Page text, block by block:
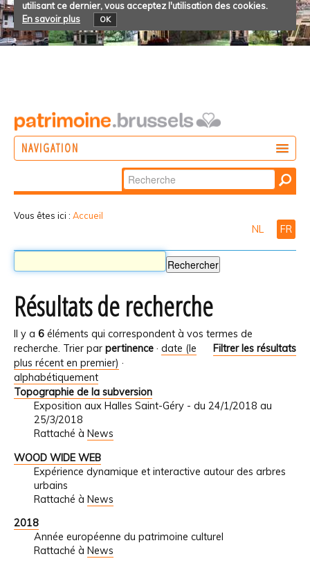
utilisant ce dernier, vous acceptez l'utilisation des cookies.
En savoir plus
OK
NAVIGATION
Chercher par
Recherche
Vous êtes ici : Accueil
NL FR
Résultats de recherche
Il y a 6 éléments qui correspondent à vos termes de
recherche.
Filtrer les résultats
Trier par pertinence · date (le
plus récent en premier) ·
alphabétiquement
Topographie de la subversion
Exposition aux Halles Saint-Géry - du 24/1/2018 au
25/3/2018
Rattaché à News
WOOD WIDE WEB
Expérience dynamique et interactive autour des arbres
urbains
Rattaché à News
2018
Année européenne du patrimoine culturel
Rattaché à News